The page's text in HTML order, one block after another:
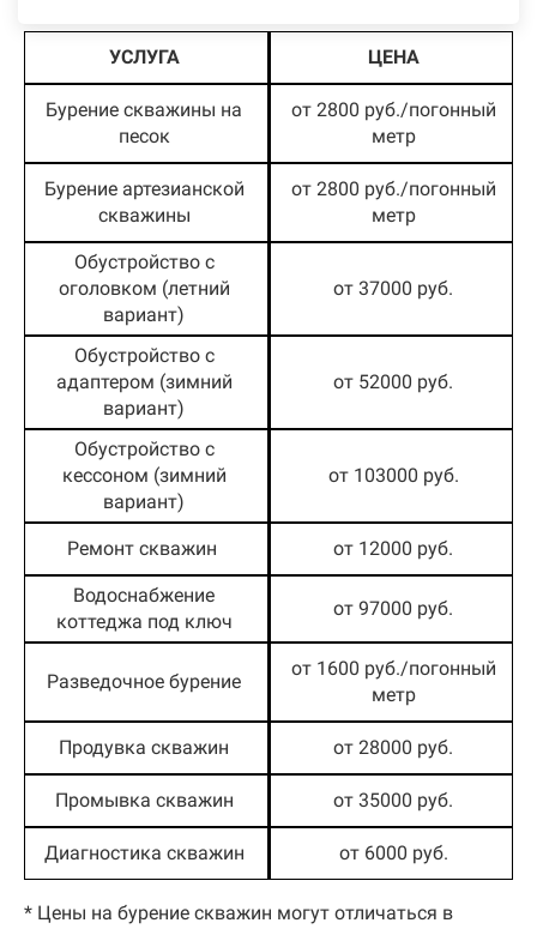
УСЛУГА ЦЕНА
Бурение скважины на
песок
от 2800 руб./погонный
метр
Бурение артезианской
скважины
от 2800 руб./погонный
метр
Обустройство с
оголовком (летний
вариант)
от 37000 руб.
Обустройство с
адаптером (зимний
вариант)
от 52000 руб.
Обустройство с
кессоном (зимний
вариант)
от 103000 руб.
Ремонт скважин от 12000 руб.
Водоснабжение
коттеджа под ключ
от 97000 руб.
Разведочное бурение
от 1600 руб./погонный
метр
Продувка скважин от 28000 руб.
Промывка скважин от 35000 руб.
Диагностика скважин от 6000 руб.
* Цены на бурение скважин могут отличаться в